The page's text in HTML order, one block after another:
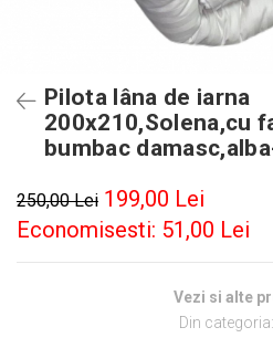
Pilota lâna de iarna
200x210,Solena,cu
bumbac
250,00 Lei 199,00 Lei
Economisesti: 51,00 Lei
Vezi si alte
Din categoria: